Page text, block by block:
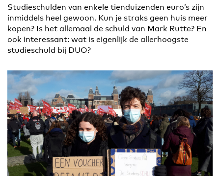
Studieschulden van enkele tienduizenden euro’s zijn
inmiddels heel gewoon. Kun je straks geen huis meer
kopen? Is het allemaal de schuld van Mark Rutte? En
ook interessant: wat is eigenlijk de allerhoogste
studieschuld bij DUO?